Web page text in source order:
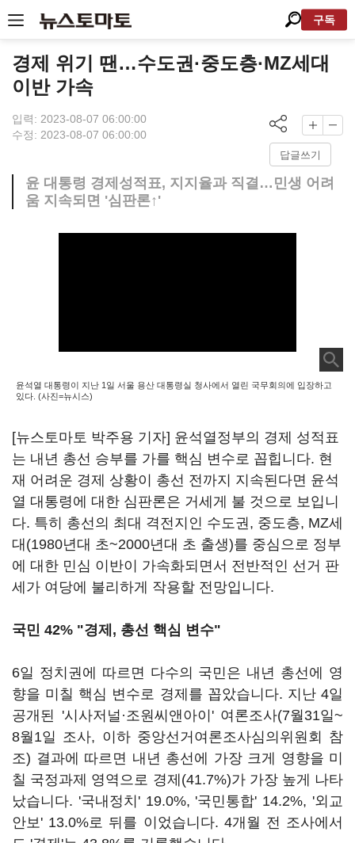
구독
경제 위기 땐…수도권·중도층·MZ세대
이반 가속
입력: 2023-08-07 06:00:00
수정: 2023-08-07 06:00:00
답글쓰기
윤 대통령 경제성적표, 지지율과 직결…민생 어려
움 지속되면 '심판론↑'
윤석열 대통령이 지난 1일 서울 용산 대통령실 청사에서 열린 국무회의에 입장하고
있다. (사진=뉴시스)
[뉴스토마토 박주용 기자] 윤석열정부의 경제 성적표
는 내년 총선 승부를 가를 핵심 변수로 꼽힙니다. 현
재 어려운 경제 상황이 총선 전까지 지속된다면 윤석
열 대통령에 대한 심판론은 거세게 불 것으로 보입니
다. 특히 총선의 최대 격전지인 수도권, 중도층, MZ세
대(1980년대 초~2000년대 초 출생)를 중심으로 정부
에 대한 민심 이반이 가속화되면서 전반적인 선거 판
세가 여당에 불리하게 작용할 전망입니다.
국민 42% "경제, 총선 핵심 변수"
6일 정치권에 따르면 다수의 국민은 내년 총선에 영
향을 미칠 핵심 변수로 경제를 꼽았습니다. 지난 4일
공개된 '시사저널·조원씨앤아이' 여론조사(7월31일~
8월1일 조사, 이하 중앙선거여론조사심의위원회 참
조) 결과에 따르면 내년 총선에 가장 크게 영향을 미
칠 국정과제 영역으로 경제(41.7%)가 가장 높게 나타
났습니다. '국내정치' 19.0%, '국민통합' 14.2%, '외교
안보' 13.0%로 뒤를 이었습니다. 4개월 전 조사에서